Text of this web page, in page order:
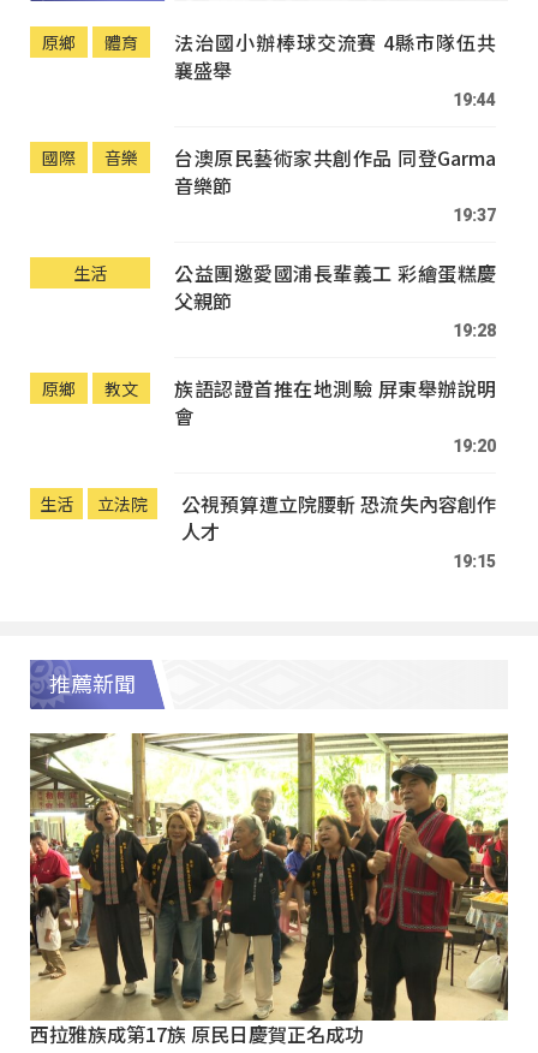
原鄉 體育
法治國小辦棒球交流賽 4縣市隊伍共
襄盛舉
19:44
國際 音樂
台澳原民藝術家共創作品 同登Garma
音樂節
19:37
生活
公益團邀愛國浦長輩義工 彩繪蛋糕慶
父親節
19:28
原鄉 教文
族語認證首推在地測驗 屏東舉辦說明
會
19:20
生活 立法院
公視預算遭立院腰斬 恐流失內容創作
人才
19:15
推薦新聞
西拉雅族成第17族 原民日慶賀正名成功